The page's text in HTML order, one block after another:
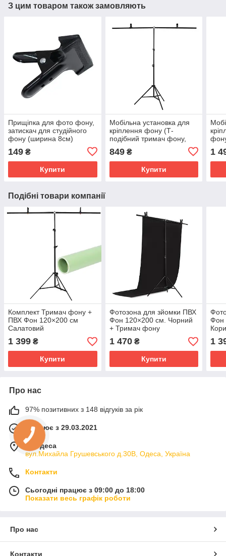
З цим товаром також замовляють
Прищіпка для фото фону,
затискач для студійного
фону (ширина 8см)
149 ₴
Купити
Мобільна установка для
кріплення фону (Т-
подібний тримач фону,
прищіпками)
849₴
Купити
1
Подібні товари компанії
Комплект Тримач фону +
ПВХ Фон 120×200 см
Салатовий
1 399 ₴
Купити
Фотозона для зйомки ПВХ
Фон 120×200 см. Чорний
+ Тримач фону
1 470₴
Купити
Фон
1
Про нас
97% позитивних з 148 відгуків за рік
Працює з 29.03.2021
м. Одеса
вул.Михайла Грушевського д.30В, Одеса, Україна
Контакти
Сьогодні працює з 09:00 до 18:00
Показати весь графік роботи
Про нас
Контакти